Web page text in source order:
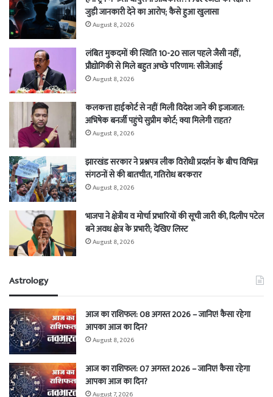
जुड़ी जानकारी देने का आरोप; कैसे हुआ खुलासा
August 8, 2026
लंबित मुकदमों की स्थिति 10-20 साल पहले जैसी नहीं,
प्रौद्योगिकी से मिले बहुत अच्छे परिणाम: सीजेआई
August 8, 2026
कलकत्ता हाईकोर्ट से नहीं मिली विदेश जाने की इजाजात:
अभिषेक बनर्जी पहुंचे सुप्रीम कोर्ट; क्या मिलेगी राहत?
August 8, 2026
झारखंड सरकार ने प्रश्नपत्र लीक विरोधी प्रदर्शन के बीच विभिन्न
संगठनों से की बातचीत, गतिरोध बरकरार
August 8, 2026
भाजपा ने क्षेत्रीय व मोर्चा प्रभारियों की सूची जारी की, दिलीप पटेल
बने अवध क्षेत्र के प्रभारी; देखिए लिस्ट
August 8, 2026
Astrology
आज का राशिफल: 08 अगस्त 2026 – जानिए! कैसा रहेगा
आपका आज का दिन?
August 8, 2026
आज का राशिफल: 07 अगस्त 2026 – जानिए! कैसा रहेगा
आपका आज का दिन?
August 7, 2026